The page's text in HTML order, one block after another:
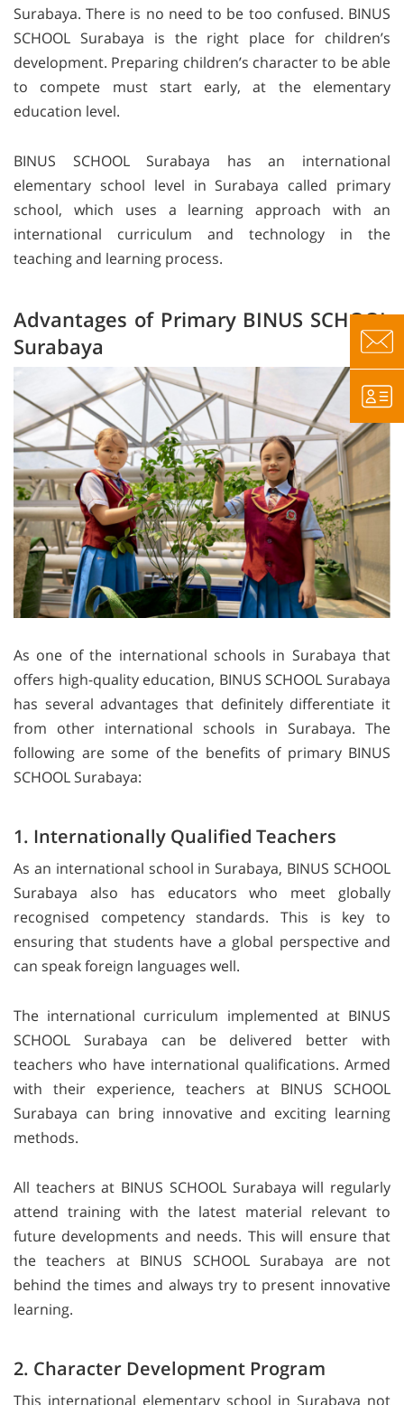
Surabaya. There is no need to be too confused. BINUS
SCHOOL Surabaya is the right place for children’s
development. Preparing children’s character to be able
to compete must start early, at the elementary
education level.
BINUS SCHOOL Surabaya has an international
elementary school level in Surabaya called primary
school, which uses a learning approach with an
international curriculum and technology in the
teaching and learning process.
Advantages of Primary BINUS SCHOOL
Surabaya
As one of the international schools in Surabaya that
offers high-quality education, BINUS SCHOOL Surabaya
has several advantages that definitely differentiate it
from other international schools in Surabaya. The
following are some of the benefits of primary BINUS
SCHOOL Surabaya:
1. Internationally Qualified Teachers
As an international school in Surabaya, BINUS SCHOOL
Surabaya also has educators who meet globally
recognised competency standards. This is key to
ensuring that students have a global perspective and
can speak foreign languages ​​well.
The international curriculum implemented at BINUS
SCHOOL Surabaya can be delivered better with
teachers who have international qualifications. Armed
with their experience, teachers at BINUS SCHOOL
Surabaya can bring innovative and exciting learning
methods.
All teachers at BINUS SCHOOL Surabaya will regularly
attend training with the latest material relevant to
future developments and needs. This will ensure that
the teachers at BINUS SCHOOL Surabaya are not
behind the times and always try to present innovative
learning.
2. Character Development Program
This international elementary school in Surabaya not